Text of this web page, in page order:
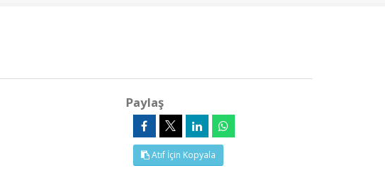
Paylaş
Atıf İçin Kopyala